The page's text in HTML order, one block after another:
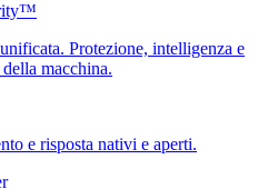
Protezione, intelligenza e
macchina.
e risposta nativi e aperti.